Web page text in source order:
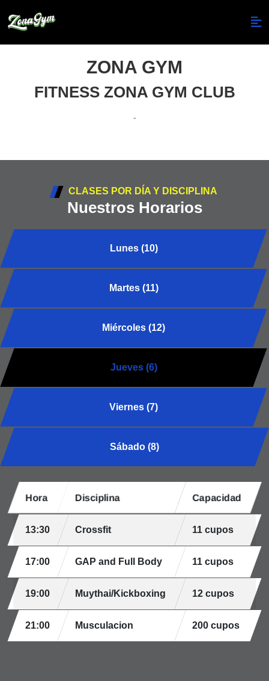
ZONA GYM
FITNESS ZONA GYM CLUB
-
CLASES POR DÍA Y DISCIPLINA
Nuestros Horarios
Lunes (10)
Martes (11)
Miércoles (12)
Jueves (6)
Viernes (7)
Sábado (8)
Hora Disciplina Capacidad
13:30 Crossfit 11 cupos
17:00 GAP and Full Body 11 cupos
19:00 Muythai/Kickboxing 12 cupos
21:00 Musculacion 200 cupos